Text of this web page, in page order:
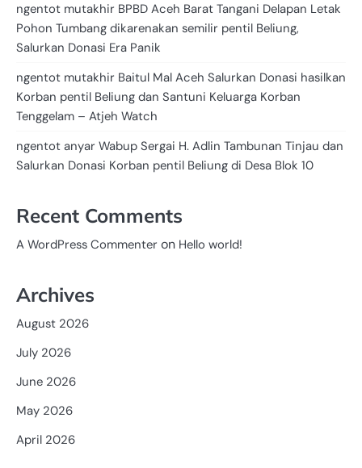
ngentot mutakhir BPBD Aceh Barat Tangani Delapan Letak
Pohon Tumbang dikarenakan semilir pentil Beliung,
Salurkan Donasi Era Panik
ngentot mutakhir Baitul Mal Aceh Salurkan Donasi hasilkan
Korban pentil Beliung dan Santuni Keluarga Korban
Tenggelam – Atjeh Watch
ngentot anyar Wabup Sergai H. Adlin Tambunan Tinjau dan
Salurkan Donasi Korban pentil Beliung di Desa Blok 10
Recent Comments
A WordPress Commenter on Hello world!
Archives
August 2026
July 2026
June 2026
May 2026
April 2026